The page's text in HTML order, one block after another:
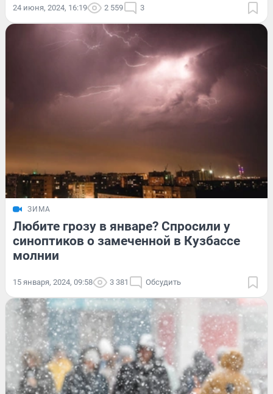
24 июня, 2024, 16:19 2 559 3
ЗИМА
Любите грозу в январе? Спросили у
синоптиков о замеченной в Кузбассе
молнии
15 января, 2024, 09:58 3 381 Обсудить